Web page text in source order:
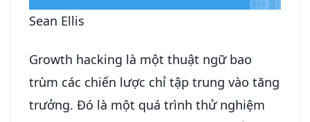
Sean Ellis
Growth hacking là một thuật ngữ bao
trùm các chiến lược chỉ tập trung vào tăng
trưởng. Đó là một quá trình thử nghiệm